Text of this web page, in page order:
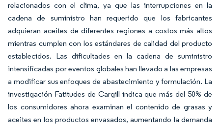
relacionados con el clima, ya que las interrupciones en la
cadena de suministro han requerido que los fabricantes
adquieran aceites de diferentes regiones a costos más altos
mientras cumplen con los estándares de calidad del producto
establecidos. Las dificultades en la cadena de suministro
intensificadas por eventos globales han llevado a las empresas
a modificar sus enfoques de abastecimiento y formulación. La
investigación Fatitudes de Cargill indica que más del 50% de
los consumidores ahora examinan el contenido de grasas y
aceites en los productos envasados, aumentando la demanda